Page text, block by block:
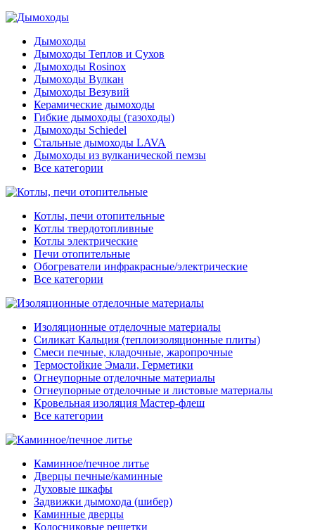
Дымоходы
Дымоходы Теплов и Сухов
Дымоходы Rosinox
Дымоходы Вулкан
Дымоходы Везувий
Керамические дымоходы
Гибкие дымоходы (газоходы)
Дымоходы Schiedel
Стальные дымоходы LAVA
Дымоходы из вулканической пемзы
Все категории
Котлы, печи отопительные
Котлы твердотопливные
Котлы электрические
Печи отопительные
Обогреватели инфракрасные/электрические
Все категории
Изоляционные отделочные материалы
Силикат Кальция (теплоизоляционные плиты)
Смеси печные, кладочные, жаропрочные
Термостойкие Эмали, Герметики
Огнеупорные отделочные материалы
Огнеупорные отделочные и листовые материалы
Кровельная изоляция Мастер-флеш
Все категории
Каминное/печное литье
Дверцы печные/каминные
Духовые шкафы
Задвижки дымохода (шибер)
Каминные дверцы
Колосниковые решетки